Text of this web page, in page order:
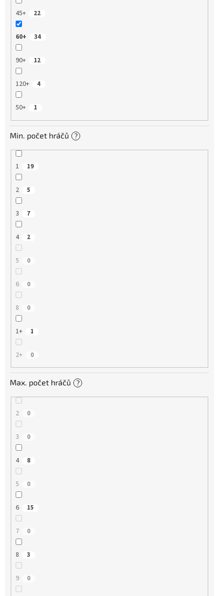
45+ 22
60+ 34
90+ 12
120+ 4
50+ 1
Min. počet hráčů ?
1 19
2 5
3 7
4 2
5 0
6 0
8 0
1+ 1
2+ 0
Max. počet hráčů ?
2 0
3 0
4 8
5 0
6 15
7 0
8 3
9 0